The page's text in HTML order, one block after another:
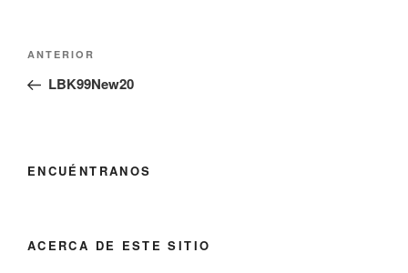
Navegación
entradas
Entrada
anterior:
ANTERIOR
LBK99New20
ENCUÉNTRANOS
ACERCA DE ESTE SITIO